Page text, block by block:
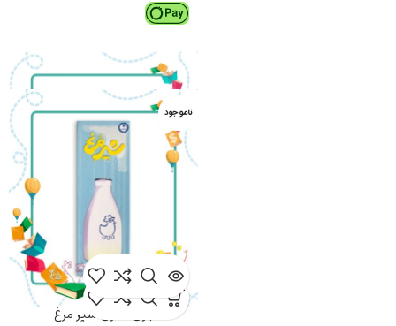
ناموجود
بازی فکری شیر مرغ